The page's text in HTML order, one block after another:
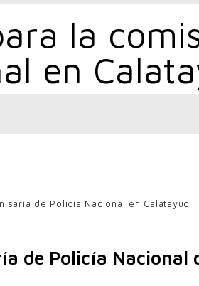
UPR-150
UPB-270
FE
FE
la
en
de Policía Nacional en Calatayud
de Policía Nacional